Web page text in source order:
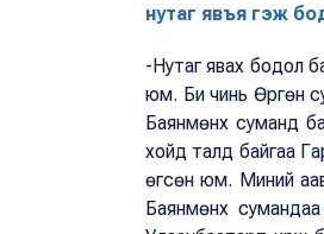
нутаг явъя гэж
-Нутаг явах бодол
юм. Би чинь Өргөн
Баянмөнх суманд
хойд талд байгаа
өгсөн юм. Миний
Баянмөнх